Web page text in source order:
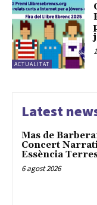
ACTUALITAT
Latest
Mas de
Concert
Essència
6 agost 2026